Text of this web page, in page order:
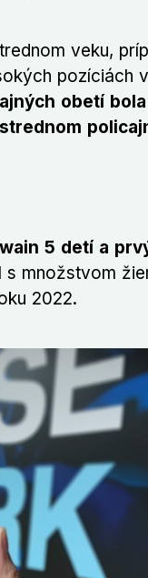
veku,
pozíciách
obetí
5 detí a
množstvom
2022.